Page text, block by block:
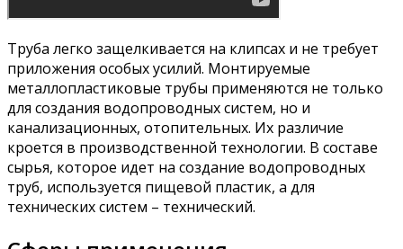
Труба легко защелкивается на клипсах и не требует
приложения особых усилий. Монтируемые
металлопластиковые трубы применяются не только
для создания водопроводных систем, но и
канализационных, отопительных. Их различие
кроется в производственной технологии. В составе
сырья, которое идет на создание водопроводных
труб, используется пищевой пластик, а для
технических систем – технический.